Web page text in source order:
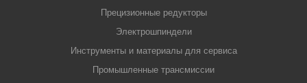
Прецизионные редукторы
Электрошпиндели
Инструменты и материалы для сервиса
Промышленные трансмиссии